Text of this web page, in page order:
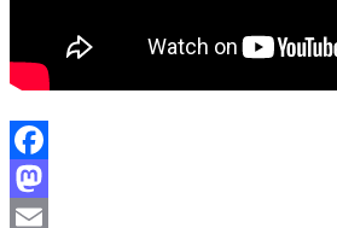
Facebook
Mastodon